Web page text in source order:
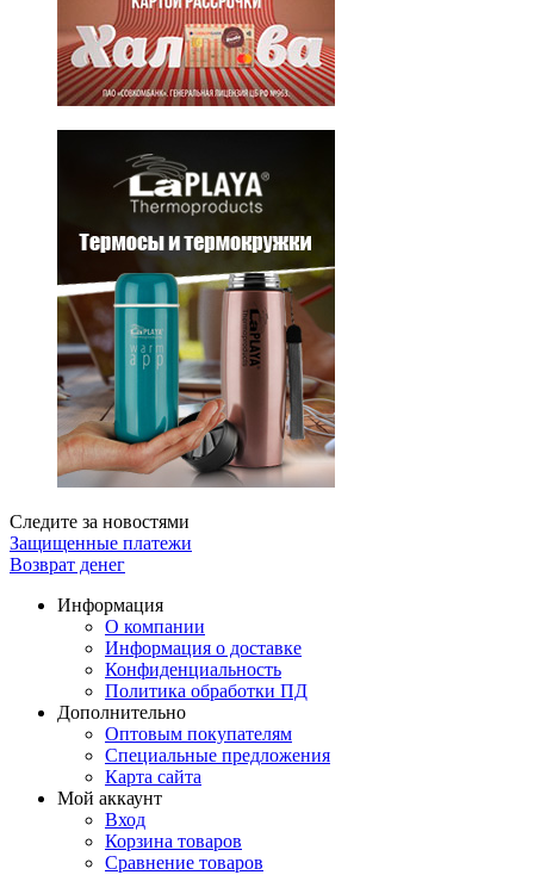
Следите за новостями
Защищенные платежи
Возврат денег
Информация
О компании
Информация о доставке
Конфиденциальность
Политика обработки ПД
Дополнительно
Оптовым покупателям
Специальные предложения
Карта сайта
Мой аккаунт
Вход
Корзина товаров
Сравнение товаров